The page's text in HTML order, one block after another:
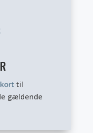
til
gældende